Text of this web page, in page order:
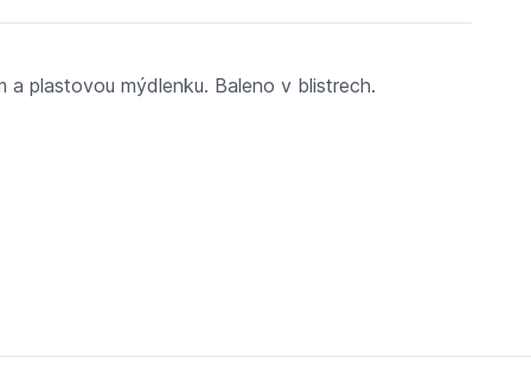
plastovou mýdlenku. Baleno v blistrech.